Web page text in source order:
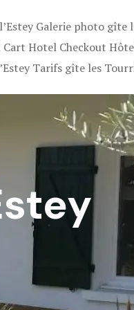
Galerie photo gîte
Cart Hotel Checkout
Tarifs gîte les